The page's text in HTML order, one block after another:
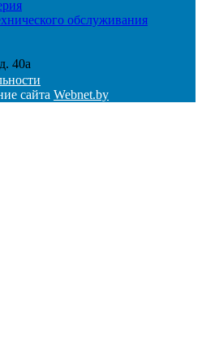
обслуживания
40а
сайта Webnet.by